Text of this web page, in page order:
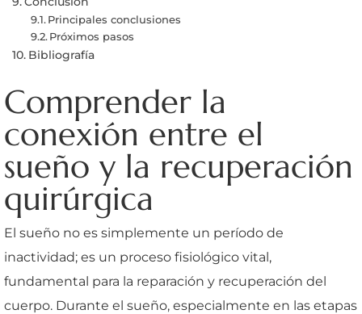
Principales conclusiones
Próximos pasos
Bibliografía
Comprender la
conexión entre el
sueño y la recuperación
quirúrgica
El sueño no es simplemente un período de
inactividad; es un proceso fisiológico vital,
fundamental para la reparación y recuperación del
cuerpo. Durante el sueño, especialmente en las etapas